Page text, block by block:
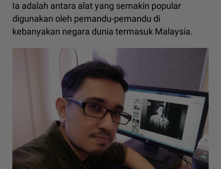
Ia adalah antara alat yang semakin popular
digunakan oleh pemandu-pemandu di
kebanyakan negara dunia termasuk Malaysia.